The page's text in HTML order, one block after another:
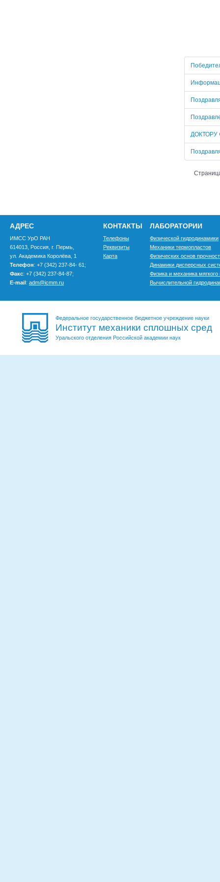
ДОКТОРУ
АДРЕС
ИМСС УрО РАН
614013, Россия, г. Пермь,
ул. Академика Королёва, 1
Телефон: +7 (342) 237-84- 61;
Факс: +7 (342) 237-84-87;
E-mail: adm@icmm.ru
КОНТАКТЫ
Телефоны
Реквизиты
Карта
ЛАБОРАТОРИИ
Физической гидродинамики
Механики термопластов
Физических основ
Динамики дисперсных
Физика и механика
Вычислительной
Федеральное государственное бюджетное учреждение науки
Институт механики сплошных сред
Уральского отделения Российской академии наук